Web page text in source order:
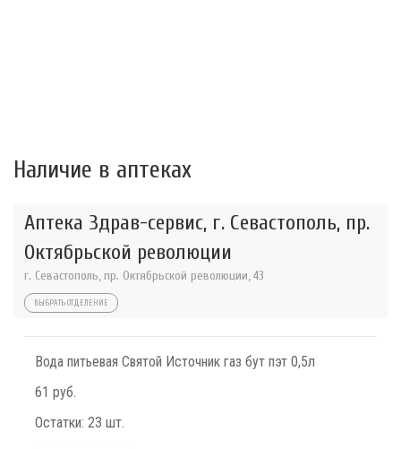
Наличие в аптеках
Аптека Здрав-сервис, г. Севастополь, пр.
Октябрьской революции
г. Севастополь, пр. Октябрьской революции, 43
ВЫБРАТЬ ОТДЕЛЕНИЕ
Вода питьевая Святой Источник газ бут пэт 0,5л
61 руб.
Остатки: 23 шт.